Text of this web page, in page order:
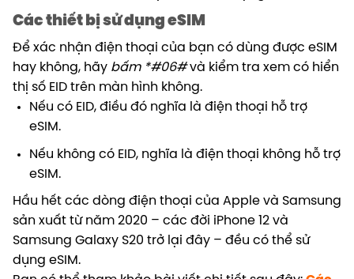
Các thiết bị sử dụng eSIM
Để xác nhận điện thoại của bạn có dùng được eSIM
hay không, hãy bấm *#06#và kiểm tra xem có hiển
thị số EID trên màn hình không.
Nếu có EID, điều đó nghĩa là điện thoại hỗ trợ
eSIM.
Nếu không có EID, nghĩa là điện thoại không hỗ trợ
eSIM.
Hầu hết các dòng điện thoại của Apple và Samsung
sản xuất từ năm 2020 – các đời iPhone 12 và
Samsung Galaxy S20 trở lại đây – đều có thể sử
dụng eSIM.